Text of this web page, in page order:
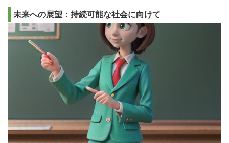
未来への展望：持続可能な社会に向けて